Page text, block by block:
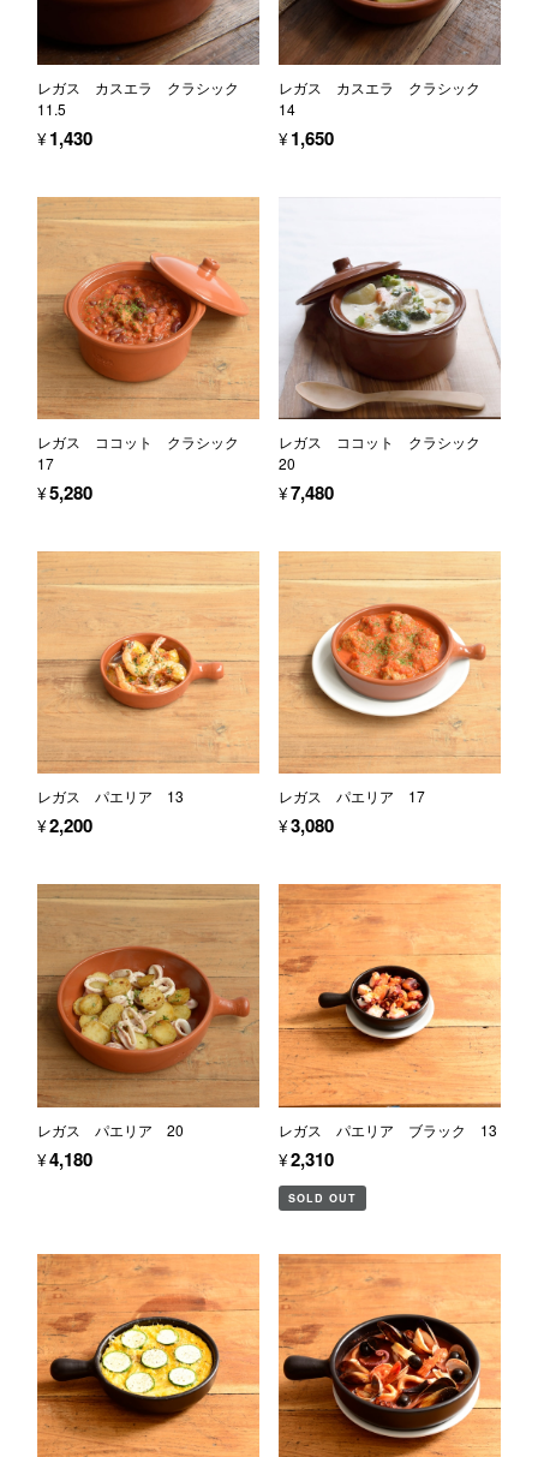
レガス カスエラ クラシック
11.5
¥1,430
レガス カスエラ クラシック
14
¥1,650
レガス ココット クラシック
17
¥5,280
レガス ココット クラシック
20
¥7,480
レガス パエリア 13
¥2,200
レガス パエリア 17
¥3,080
レガス パエリア 20
¥4,180
レガス パエリア ブラック 13
¥2,310
SOLD OUT